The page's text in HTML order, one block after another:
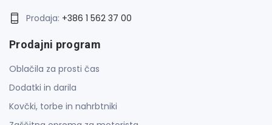
Prodaja: +386 1 562 37 00
Prodajni program
Oblačila za prosti čas
Dodatki in darila
Kovčki, torbe in nahrbtniki